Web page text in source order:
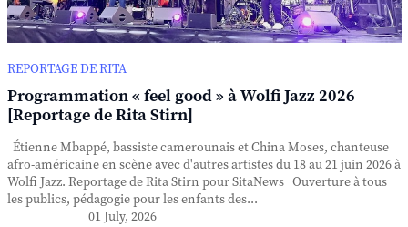
REPORTAGE DE RITA
Programmation « feel good » à Wolfi Jazz 2026
[Reportage de Rita Stirn]
Étienne Mbappé, bassiste camerounais et China Moses, chanteuse
afro-américaine en scène avec d'autres artistes du 18 au 21 juin 2026 à
Wolfi Jazz. Reportage de Rita Stirn pour SitaNews Ouverture à tous
les publics, pédagogie pour les enfants des...
01 July, 2026